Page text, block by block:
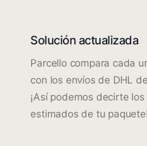
Solución actualizada
Parcello compara cada
con los envíos de DHL
¡Así podemos decirte
estimados de tu